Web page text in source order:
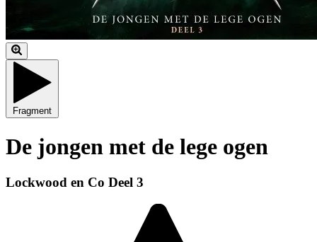
Fragment
De jongen met de lege ogen
Lockwood en Co Deel 3